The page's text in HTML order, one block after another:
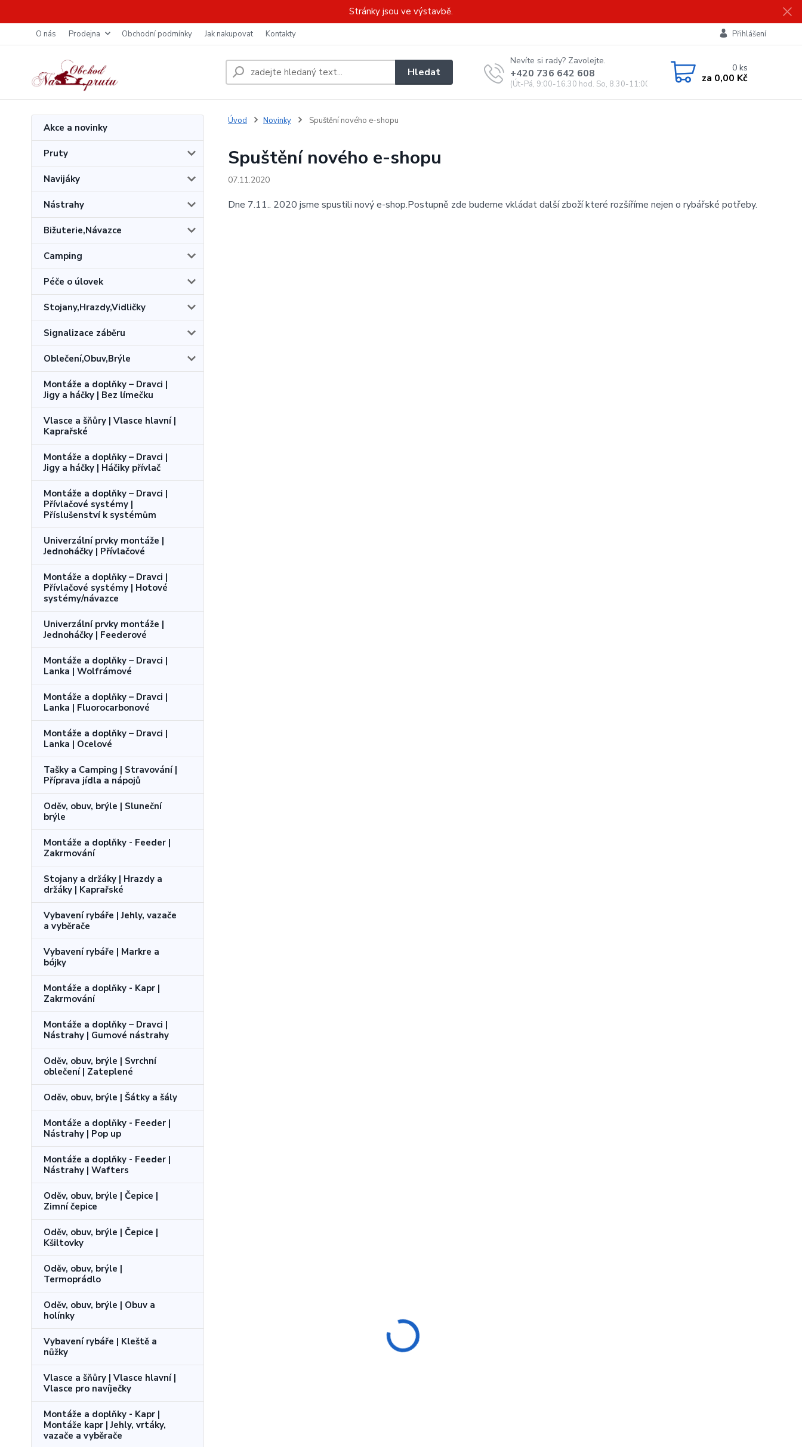
Stránky jsou ve výstavbě.
O nás Prodejna Obchodní podmínky Jak nakupovat Kontakty Přihlášení
Hledat
Nevíte si rady? Zavolejte.
+420 736 642 608
(Út-Pá, 9:00-16.30 hod. So, 8.30-11:00 hod.)
0ks
za 0,00 Kč
Akce a novinky
Pruty
Navijáky
Nástrahy
Bižuterie,Návazce
Camping
Péče o úlovek
Stojany,Hrazdy,Vidličky
Signalizace záběru
Oblečení,Obuv,Brýle
Montáže a doplňky – Dravci |
Jigy a háčky | Bez límečku
Vlasce a šňůry | Vlasce hlavní |
Kaprařské
Montáže a doplňky – Dravci |
Jigy a háčky | Háčiky přívlač
Montáže a doplňky – Dravci |
Přívlačové systémy |
Příslušenství k systémům
Univerzální prvky montáže |
Jednoháčky | Přívlačové
Montáže a doplňky – Dravci |
Přívlačové systémy | Hotové
systémy/návazce
Univerzální prvky montáže |
Jednoháčky | Feederové
Montáže a doplňky – Dravci |
Lanka | Wolfrámové
Montáže a doplňky – Dravci |
Lanka | Fluorocarbonové
Montáže a doplňky – Dravci |
Lanka | Ocelové
Tašky a Camping | Stravování |
Příprava jídla a nápojů
Oděv, obuv, brýle | Sluneční
brýle
Montáže a doplňky - Feeder |
Zakrmování
Stojany a držáky | Hrazdy a
držáky | Kaprařské
Vybavení rybáře | Jehly, vazače
a vyběrače
Vybavení rybáře | Markre a
bójky
Montáže a doplňky - Kapr |
Zakrmování
Montáže a doplňky – Dravci |
Nástrahy | Gumové nástrahy
Oděv, obuv, brýle | Svrchní
oblečení | Zateplené
Oděv, obuv, brýle | Šátky a šály
Montáže a doplňky - Feeder |
Nástrahy | Pop up
Montáže a doplňky - Feeder |
Nástrahy | Wafters
Oděv, obuv, brýle | Čepice |
Zimní čepice
Oděv, obuv, brýle | Čepice |
Kšiltovky
Oděv, obuv, brýle |
Termoprádlo
Oděv, obuv, brýle | Obuv a
holínky
Vybavení rybáře | Kleště a
nůžky
Vlasce a šňůry | Vlasce hlavní |
Vlasce pro navíječky
Montáže a doplňky - Kapr |
Montáže kapr | Jehly, vrtáky,
vazače a vyběrače
Úvod Novinky Spuštění nového e-shopu
Spuštění nového e-shopu
07.11.2020
Dne 7.11.. 2020 jsme spustili nový e-shop.Postupně zde budeme vkládat další zboží které rozšíříme nejen o rybářské potřeby.